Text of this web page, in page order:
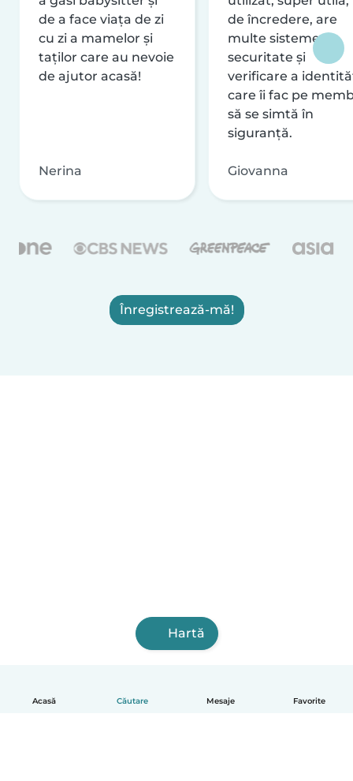
Acasă Căutare Mesaje Favorite
de a face viața de zi
cu zi a mamelor și
taților care au nevoie
de ajutor acasă!
Nerina
de încredere, are
multe sisteme de
securitate și
verificare a
care îi fac pe
să se simtă în
siguranță.
Giovanna
Înregistrează-mă!
Hartă